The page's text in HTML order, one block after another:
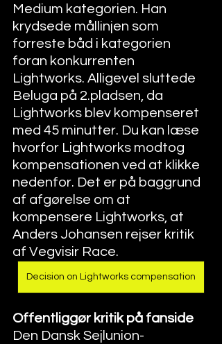
Medium kategorien. Han
krydsede mållinjen som
forreste båd i kategorien
foran konkurrenten
Lightworks. Alligevel sluttede
Beluga på 2.pladsen, da
Lightworks blev kompenseret
med 45 minutter. Du kan læse
hvorfor Lightworks modtog
kompensationen ved at klikke
nedenfor. Det er på baggrund
af afgørelse om at
kompensere Lightworks, at
Anders Johansen rejser kritik
af Vegvisir Race.
Decision on Lightworks compensation
Offentliggør kritik på fanside
Den Dansk Sejlunion-